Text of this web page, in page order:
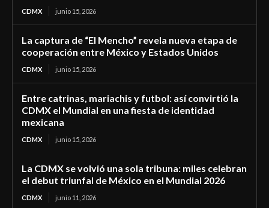
CDMX junio 15, 2026
La captura de “El Mencho” revela nueva etapa de
cooperación entre México y Estados Unidos
CDMX junio 15, 2026
Entre catrinas, mariachis y futbol: así convirtió la
CDMX el Mundial en una fiesta de identidad
mexicana
CDMX junio 15, 2026
La CDMX se volvió una sola tribuna: miles celebran
el debut triunfal de México en el Mundial 2026
CDMX junio 11, 2026